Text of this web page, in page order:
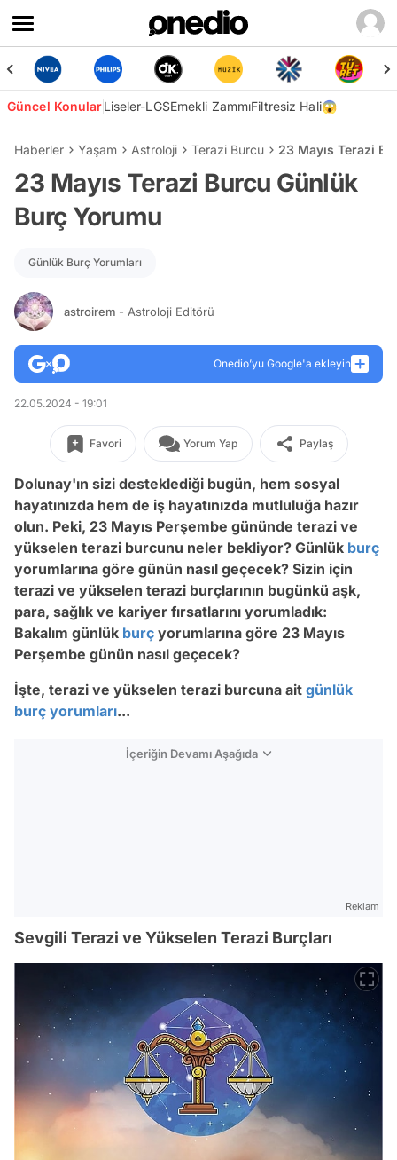
Güncel KonularLiseler-LGSEmekli ZammıFiltresiz Hali😱
Haberler Yaşam Astroloji Terazi Burcu 23 Mayıs Terazi
23 Mayıs Terazi Burcu Günlük
Burç Yorumu
Günlük Burç Yorumları
astroirem - Astroloji Editörü
Onedio’yu Google'a ekleyin
22.05.2024 - 19:01
Favori Yorum Yap Paylaş
Dolunay'ın sizi desteklediği bugün, hem sosyal
hayatınızda hem de iş hayatınızda mutluluğa hazır
olun. Peki, 23 Mayıs Perşembe gününde terazi ve
yükselen terazi burcunu neler bekliyor? Günlük burç
yorumlarına göre günün nasıl geçecek? Sizin için
terazi ve yükselen terazi burçlarının bugünkü aşk,
para, sağlık ve kariyer fırsatlarını yorumladık:
Bakalım günlük burç yorumlarına göre 23 Mayıs
Perşembe günün nasıl geçecek?
İşte, terazi ve yükselen terazi burcuna ait günlük
burç yorumları...
İçeriğin Devamı Aşağıda
Reklam
Sevgili Terazi ve Yükselen Terazi Burçları